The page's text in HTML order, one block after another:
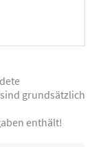
grundsätzlich
enthält!